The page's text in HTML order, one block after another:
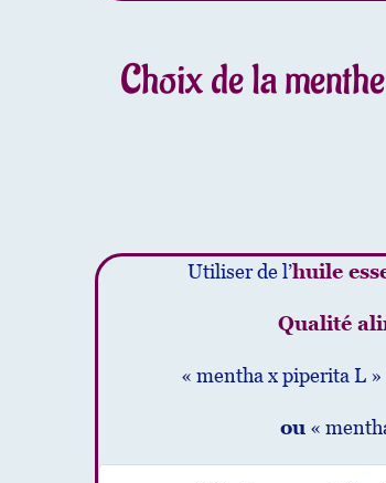
Choix de la menthe
Utiliser de l’huile
Qualité
« mentha x piperita L
ou «